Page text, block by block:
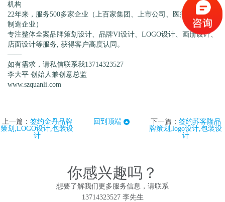
机构
22年来，服务500多家企业（上百家集团、上市公司、医疗、科技、
制造企业）
专注整体全案品牌策划设计、品牌VI设计、LOGO设计、画册设计、
店面设计等服务, 获得客户高度认同。
——
如有需求，请私信联系我13714323527
李大平 创始人兼创意总监
www.szquanli.com
上一篇： 签约金丹品牌
策划,LOGO设计,包装设
计
回到顶端 下一篇： 签约荞客隆品
牌策划,logo设计,包装设
计
你感兴趣吗？
想要了解我们更多服务信息，请联系
13714323527 李先生